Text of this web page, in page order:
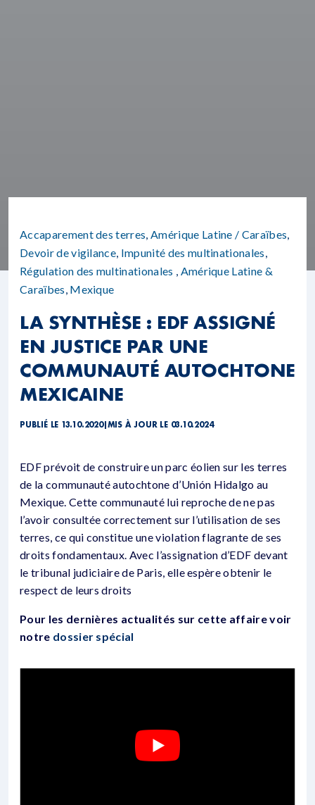
Accaparement des terres,Amérique Latine / Caraïbes,
Devoir de vigilance, Impunité des multinationales,
Régulation des multinationales , Amérique Latine &
Caraïbes, Mexique
LA SYNTHÈSE : EDF ASSIGNÉ
EN JUSTICE PAR UNE
COMMUNAUTÉ AUTOCHTONE
MEXICAINE
PUBLIÉ LE 13.10.2020|MIS À JOUR LE 03.10.2024
EDF prévoit de construire un parc éolien sur les terres
de la communauté autochtone d’Unión Hidalgo au
Mexique. Cette communauté lui reproche de ne pas
l’avoir consultée correctement sur l’utilisation de ses
terres, ce qui constitue une violation flagrante de ses
droits fondamentaux. Avec l’assignation d’EDF devant
le tribunal judiciaire de Paris, elle espère obtenir le
respect de leurs droits
Pour les dernières actualités sur cette affaire voir
notre dossier spécial